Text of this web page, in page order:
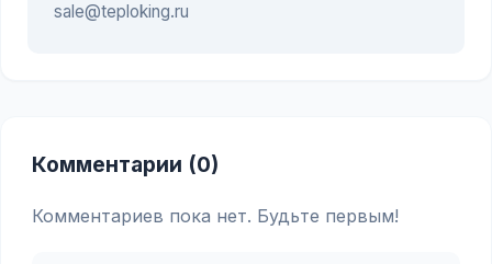
sale@teploking.ru
Комментарии (0)
Комментариев пока нет. Будьте первым!